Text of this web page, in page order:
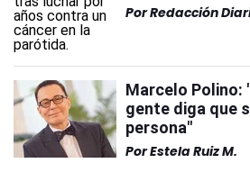
PorRedacción
Marcelo Polino:
gente diga que
persona"
PorEstela Ruiz M.